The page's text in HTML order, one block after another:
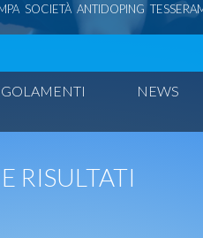
SOCIETÀ ANTIDOPING
NEWS
RISULTATI